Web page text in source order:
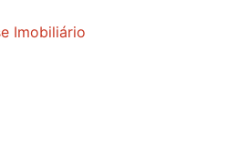
Imobiliário